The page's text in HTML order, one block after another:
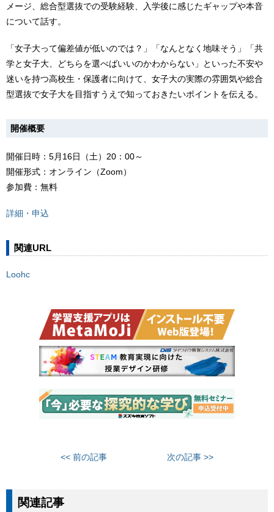
メージ、総合型選抜での受験経験、入学後に感じたギャップや本音
について話す。
「女子大って偏差値が低いのでは？」「なんとなく地味そう」「共
学と女子大、どちらを選べばいいのかわからない」といった不安や
迷いを持つ高校生・保護者に向けて、女子大の実際の雰囲気や総合
型選抜で女子大を目指すうえで知っておきたいポイントを伝える。
開催概要
開催日時：5月16日（土）20：00～
開催形式：オンライン（Zoom）
参加費：無料
詳細・申込
関連URL
Loohc
<< 前の記事 次の記事 >>
関連記事